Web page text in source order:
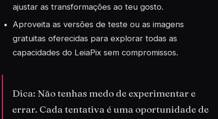
ajustar as transformações ao teu gosto.
Aproveita as versões de teste ou as imagens
gratuitas oferecidas para explorar todas as
capacidades do LeiaPix sem compromissos.
Dica: Não tenhas medo de experimentar e
errar. Cada tentativa é uma oportunidade de